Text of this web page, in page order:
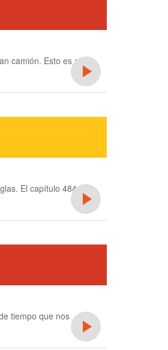
camión. Esto es algo
El capítulo 484 del
tiempo que nos